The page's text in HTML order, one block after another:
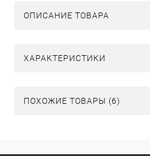
ОПИСАНИЕ ТОВАРА
ХАРАКТЕРИСТИКИ
ПОХОЖИЕ ТОВАРЫ (6)